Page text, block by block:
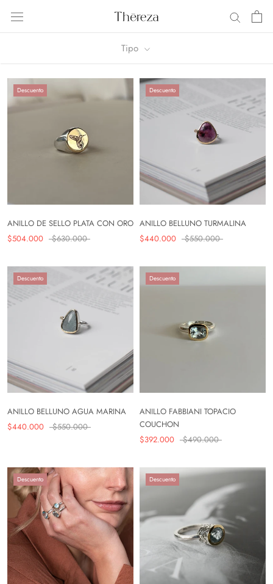
contenido
Tipo
Descuento
ANILLO DE SELLO PLATA CON ORO
$504.000
$630.000
Descuento
ANILLO BELLUNO TURMALINA
$440.000
$550.000
Descuento
ANILLO BELLUNO AGUA MARINA
$440.000
$550.000
Descuento
ANILLO FABBIANI TOPACIO
COUCHON
$392.000
$490.000
Descuento Descuento